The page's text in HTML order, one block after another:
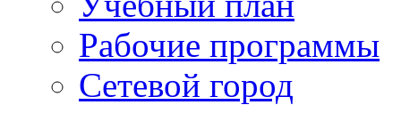
Рабочие программы
Сетевой город